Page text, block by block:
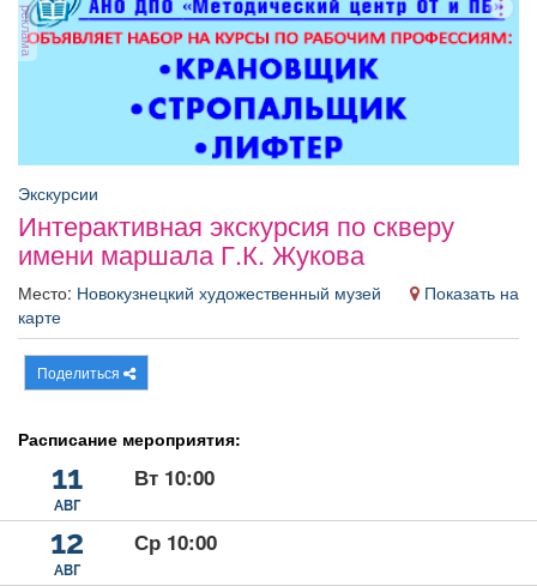
Афиша Обучение Проекты
Товары
ТВ программа
реклама
Экскурсии
Интерактивная экскурсия по скверу
имени маршала Г.К. Жукова
Место: Новокузнецкий художественный музей
Показать на
карте
Поделиться
Расписание мероприятия:
11
АВГ
Вт 10:00
12
АВГ
Ср 10:00